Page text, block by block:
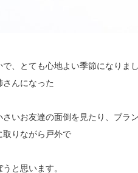
で、とても心地よい季節になりま
さんになった
さいお友達の面倒を見たり、ブラ
取りながら戸外で
と思います。